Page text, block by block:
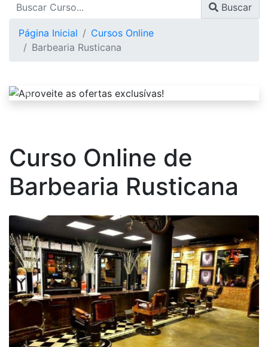
Buscar
Página Inicial
Cursos Online
Barbearia Rusticana
Curso Online de
Barbearia Rusticana